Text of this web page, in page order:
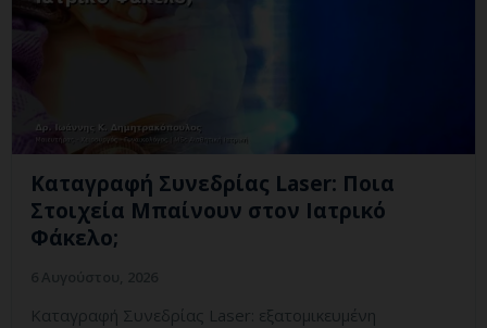
Καταγραφή Συνεδρίας Laser: Ποια
Στοιχεία Μπαίνουν στον Ιατρικό
Φάκελο;
Καταγραφή Συνεδρίας Laser: εξατομικευμένη